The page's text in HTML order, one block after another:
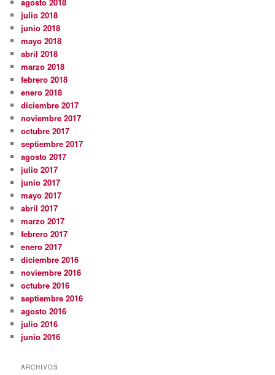
julio 2018
junio 2018
mayo 2018
abril 2018
marzo 2018
febrero 2018
enero 2018
diciembre 2017
noviembre 2017
octubre 2017
septiembre 2017
agosto 2017
julio 2017
junio 2017
mayo 2017
abril 2017
marzo 2017
febrero 2017
enero 2017
diciembre 2016
noviembre 2016
octubre 2016
septiembre 2016
agosto 2016
julio 2016
junio 2016
ARCHIVOS